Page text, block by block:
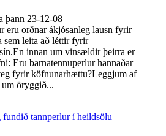
þann 23-12-08
eru orðnar ákjósanleg lausn fyrir
sem leita að léttir fyrir
innan um vinsældir þeirra er
Eru barnatennuperlur hannaðar
fyrir köfnunarhættu?Leggjum af
um öryggið...